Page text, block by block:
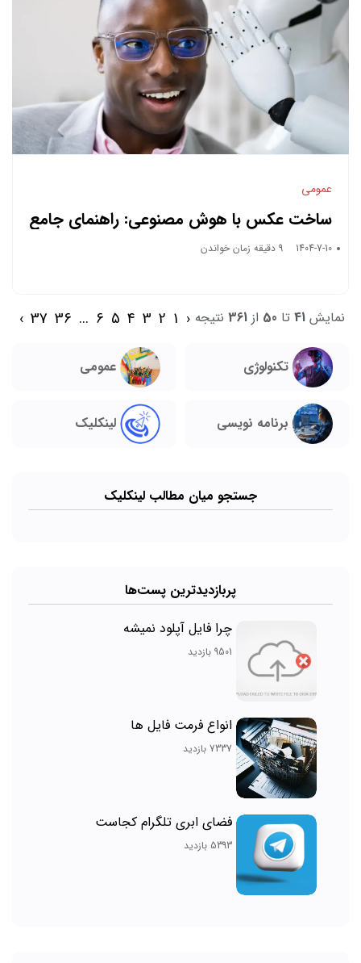
عمومی
ساخت عکس با هوش مصنوعی: راهنمای جامع
و کاربردی
1404-7-10 9 دقیقه زمان خواندن
نمایش 41 تا 50 از 361 نتیجه ‹
1
2
3
4
5
6
...
36
37
›
تکنولوژی عمومی
برنامه نویسی لینکلیک
جستجو میان مطالب لینکلیک
پربازدیدترین پست‌ها
چرا فایل آپلود نمیشه
9501 بازدید
انواع فرمت فایل ها
7337 بازدید
فضای ابری تلگرام کجاست
5393 بازدید